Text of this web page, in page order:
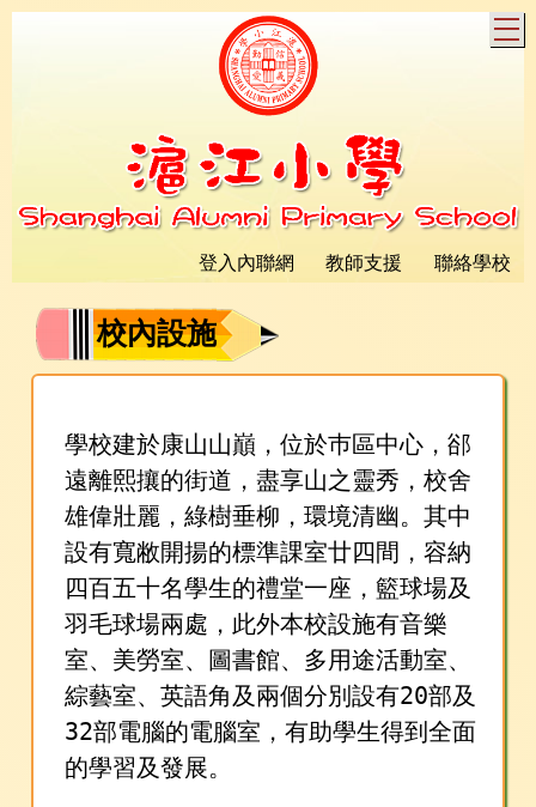
登入內聯網 教師支援 聯絡學校
校內設施
學校建於康山山巔，位於巿區中心，郤
遠離熙攘的街道，盡享山之靈秀，校舍
雄偉壯麗，綠樹垂柳，環境清幽。其中
設有寬敝開揚的標準課室廿四間，容納
四百五十名學生的禮堂一座，籃球場及
羽毛球場兩處，此外本校設施有音樂
室、美勞室、圖書館、多用途活動室、
綜藝室、英語角及兩個分別設有20部及
32部電腦的電腦室，有助學生得到全面
的學習及發展。